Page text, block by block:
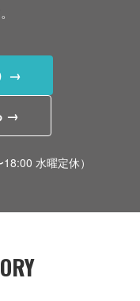
→
→
水曜定休）